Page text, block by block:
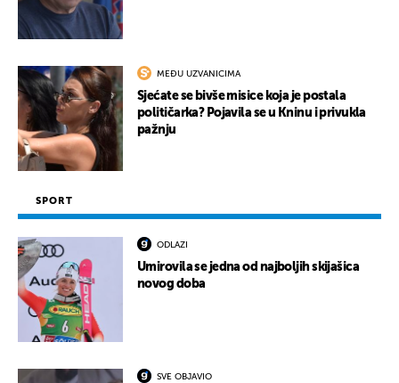
MEĐU UZVANICIMA
Sjećate se bivše misice koja je postala
političarka? Pojavila se u Kninu i privukla
pažnju
SPORT
ODLAZI
Umirovila se jedna od najboljih skijašica
novog doba
SVE OBJAVIO